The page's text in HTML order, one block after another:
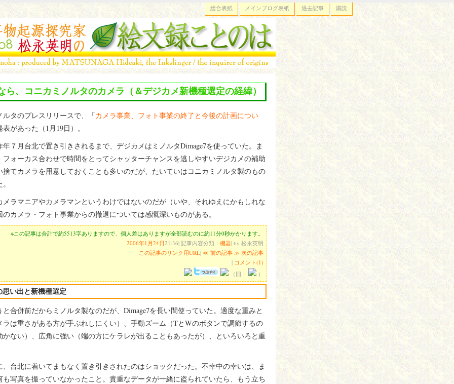
総合表紙 メインブログ表紙 過去記事 購読
ら、コニカミノルタのカメラ（＆デジカメ新機種選定の経緯）
タのプレスリリースで、「カメラ事業、フォト事業の終了と今後の計画につい
があった（1月19日）。
７月台北で置き引きされるまで、デジカメはミノルタDimage7を使っていた。ま
フォーカス合わせで時間をとってシャッターチャンスを逃しやすいデジカメの補助
捨てカメラを用意しておくことも多いのだが、たいていはコニカミノルタ製のもの
ラマニアやカメラマンというわけではないのだが（いや、それゆえにかもしれな
カメラ・フォト事業からの撤退については感慨深いものがある。
※この記事は合計で約5513字ありますので、個人差はありますが全部読むのに約11分0秒かかります。
2006年1月24日21:36| 記事内容分類： 機器| by 松永英明
この記事のリンク用URL| ≪ 前の記事 ≫ 次の記事
| コメント(1)
（旧：
）
い出と新機種選定
合併前だからミノルタ製なのだが、Dimage7を長い間使っていた。適度な重みと
ラは重さがある方が手ぶれしにくい）、手動ズーム（TとWのボタンで調節するの
かない）、広角に強い（端の方にケラレが出ることもあったが）、といろいろと重
台北に着いてまもなく置き引きされたのはショックだった。不幸中の幸いは、ま
も写真を撮っていなかったこと。貴重なデータが一緒に盗られていたら、もう立ち